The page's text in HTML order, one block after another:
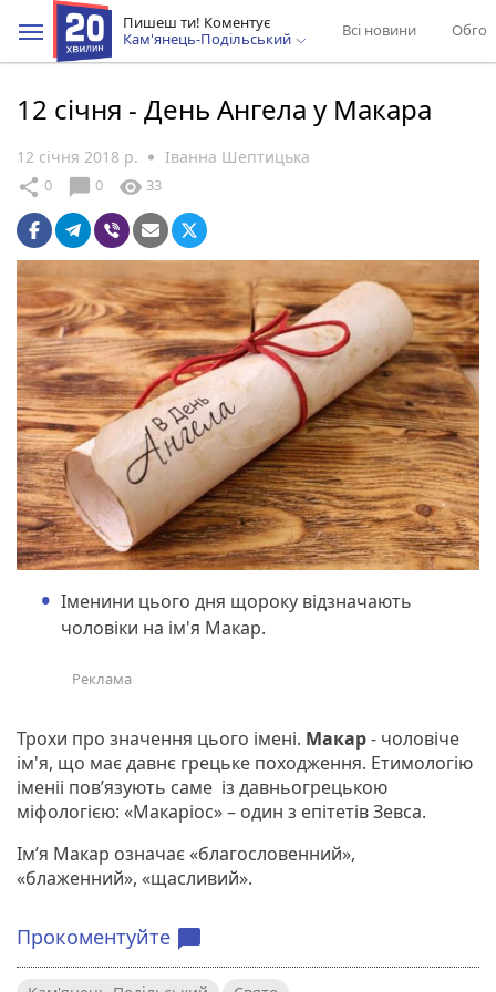
Пишеш ти! Коментує
Кам'янець-Подільський
Всі новини
12 січня - День Ангела у Макара
12 січня 2018 р. Іванна Шептицька
share 0 chat_bubble 0 visibility 33
Іменини цього дня щороку відзначають
чоловіки на ім'я Макар.
Трохи про значення цього імені. Макар- чоловіче
ім'я, що має давнє грецьке походження. Етимологію
іменіі пов’язують саме із давньогрецькою
міфологією: «Макаріос» – один з епітетів Зевса.
Ім’я Макар означає «благословенний»,
«блаженний», «щасливий».
Прокоментуйте chat_bubble